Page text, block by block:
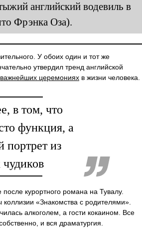
английский водевиль в
Фрэнка Оза).
У обоих один и тот же
утвердил тренд английской
важнейших церемониях в жизни человека.
в том, что
функция, а
из
курортного романа на Тувалу.
«Знакомства с родителями».
алкоголем, а гости кокаином. Все
собственно, и вся драматургия.